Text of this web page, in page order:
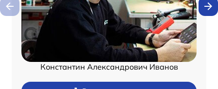
Константин Александрович Иванов